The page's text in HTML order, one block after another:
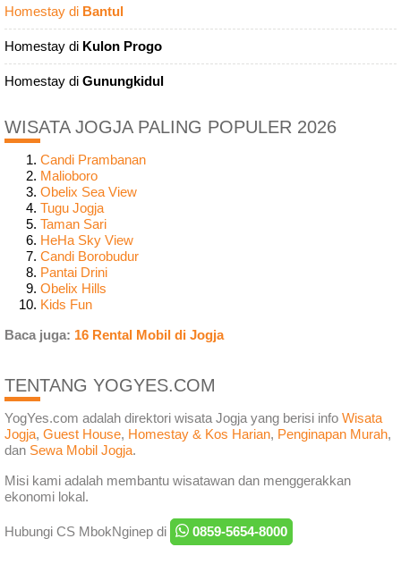
Homestay di Bantul
Homestay di Kulon Progo
Homestay di Gunungkidul
WISATA JOGJA PALING POPULER 2026
Candi Prambanan
Malioboro
Obelix Sea View
Tugu Jogja
Taman Sari
HeHa Sky View
Candi Borobudur
Pantai Drini
Obelix Hills
Kids Fun
Baca juga: 16 Rental Mobil di Jogja
TENTANG YOGYES.COM
YogYes.com adalah direktori wisata Jogja yang berisi info Wisata
Jogja, Guest House, Homestay & Kos Harian, Penginapan Murah,
dan Sewa Mobil Jogja.
Misi kami adalah membantu wisatawan dan menggerakkan
ekonomi lokal.
Hubungi CS MbokNginep di 0859-5654-8000